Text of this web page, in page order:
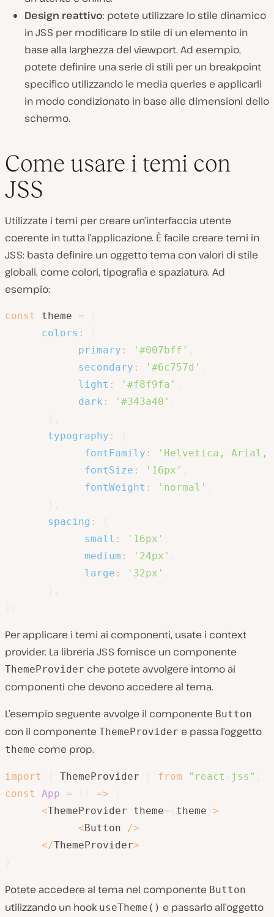
Design reattivo: potete utilizzare lo stile dinamico
in JSS per modificare lo stile di un elemento in
base alla larghezza del viewport. Ad esempio,
potete definire una serie di stili per un breakpoint
specifico utilizzando le media queries e applicarli
in modo condizionato in base alle dimensioni dello
schermo.
Come usare i temi con
JSS
Utilizzate i temi per creare un’interfaccia utente
coerente in tutta l’applicazione. È facile creare temi in
JSS: basta definire un oggetto tema con valori di stile
globali, come colori, tipografia e spaziatura. Ad
esempio:
const theme =
colors :
primary : '#007bff'
secondary : '#6c757d'
light : '#f8f9fa'
dark : '#343a40'
typography :
fontFamily :
'Helvetica, Arial,
fontSize : '16px'
fontWeight : 'normal'
spacing :
small : '16px'
medium : '24px'
large : '32px'
Per applicare i temi ai componenti, usate i context
provider. La libreria JSS fornisce un componente
ThemeProvider che potete avvolgere intorno ai
componenti che devono accedere al tema.
L’esempio seguente avvolge il componente Button
con il componente ThemeProvider e passa l’oggetto
theme come prop.
import ThemeProvider from "react-jss"
const
App = =>
<ThemeProvider theme= theme >
<Button />
</ThemeProvider>
Potete accedere al tema nel componente Button
utilizzando un hook useTheme() e passarlo all’oggetto